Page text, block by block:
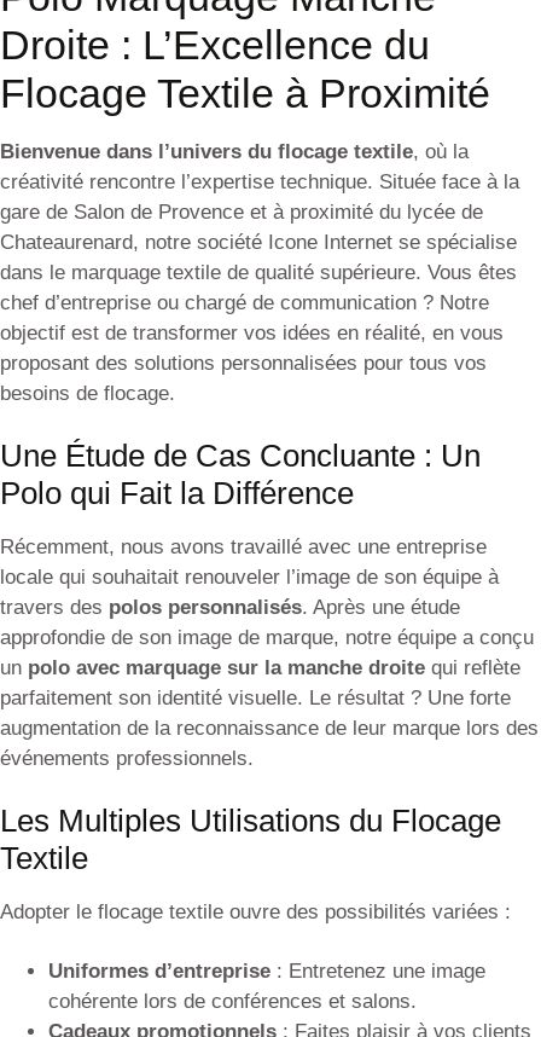
Droite : L’Excellence du
Flocage Textile à Proximité
Bienvenue dans l’univers du flocage textile, où la
créativité rencontre l’expertise technique. Située face à la
gare de Salon de Provence et à proximité du lycée de
Chateaurenard, notre société Icone Internet se spécialise
dans le marquage textile de qualité supérieure. Vous êtes
chef d’entreprise ou chargé de communication ? Notre
objectif est de transformer vos idées en réalité, en vous
proposant des solutions personnalisées pour tous vos
besoins de flocage.
Une Étude de Cas Concluante : Un
Polo qui Fait la Différence
Récemment, nous avons travaillé avec une entreprise
locale qui souhaitait renouveler l’image de son équipe à
travers des polos personnalisés. Après une étude
approfondie de son image de marque, notre équipe a conçu
un polo avec marquage sur la manche droite qui reflète
parfaitement son identité visuelle. Le résultat ? Une forte
augmentation de la reconnaissance de leur marque lors des
événements professionnels.
Les Multiples Utilisations du Flocage
Textile
Adopter le flocage textile ouvre des possibilités variées :
Uniformes d’entreprise : Entretenez une image
cohérente lors de conférences et salons.
Cadeaux promotionnels : Faites plaisir à vos clients